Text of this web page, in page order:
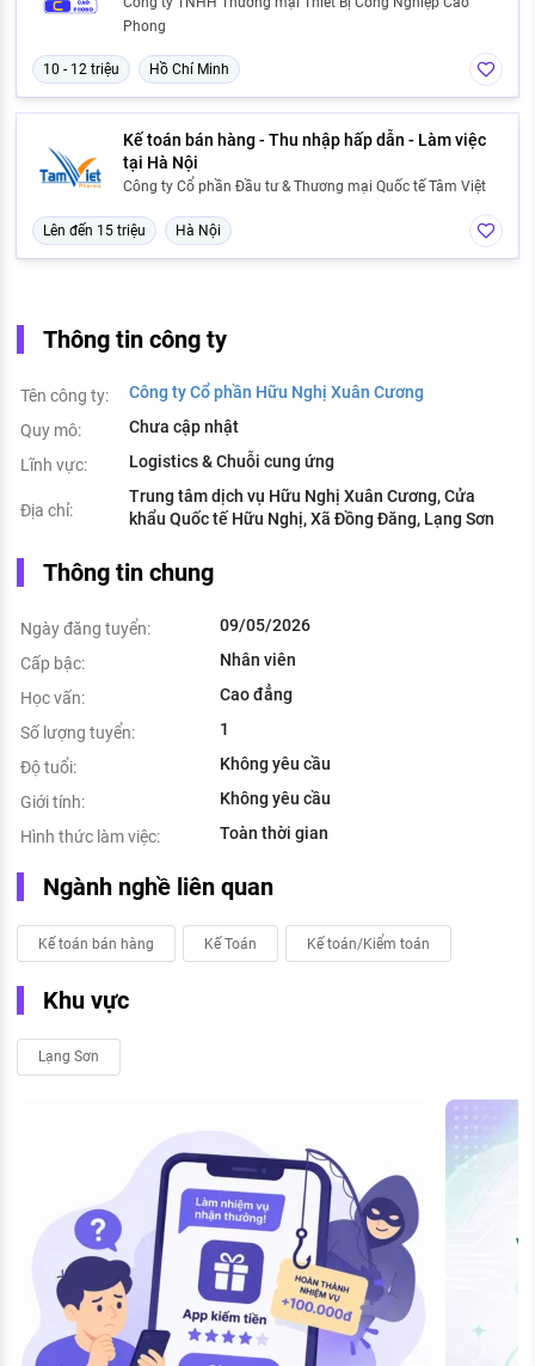
Phong
10 - 12 triệu Hồ Chí Minh
Kế toán bán hàng - Thu nhập hấp dẫn - Làm việc
tại Hà Nội
Công ty Cổ phần Đầu tư & Thương mại Quốc tế Tâm Việt
Lên đến 15 triệu Hà Nội
Thông tin công ty
Tên công ty:
Công ty Cổ phần Hữu Nghị Xuân Cương
Quy mô:
Chưa cập nhật
Lĩnh vực:
Logistics & Chuỗi cung ứng
Địa chỉ:
Trung tâm dịch vụ Hữu Nghị Xuân Cương, Cửa
khẩu Quốc tế Hữu Nghị, Xã Đồng Đăng, Lạng Sơn
Thông tin chung
Ngày đăng tuyển:
09/05/2026
Cấp bậc:
Nhân viên
Học vấn:
Cao đẳng
Số lượng tuyển:
1
Độ tuổi:
Không yêu cầu
Giới tính:
Không yêu cầu
Hình thức làm việc:
Toàn thời gian
Ngành nghề liên quan
Kế toán bán hàng Kế Toán Kế toán/Kiểm toán
Khu vực
Lạng Sơn